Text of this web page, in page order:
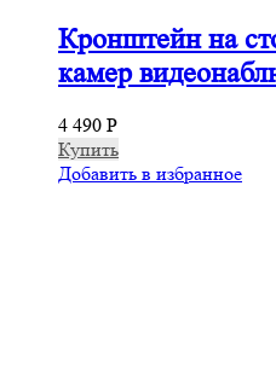
Кронштейн на
камер
4 490 Р
Купить
Добавить в избранное